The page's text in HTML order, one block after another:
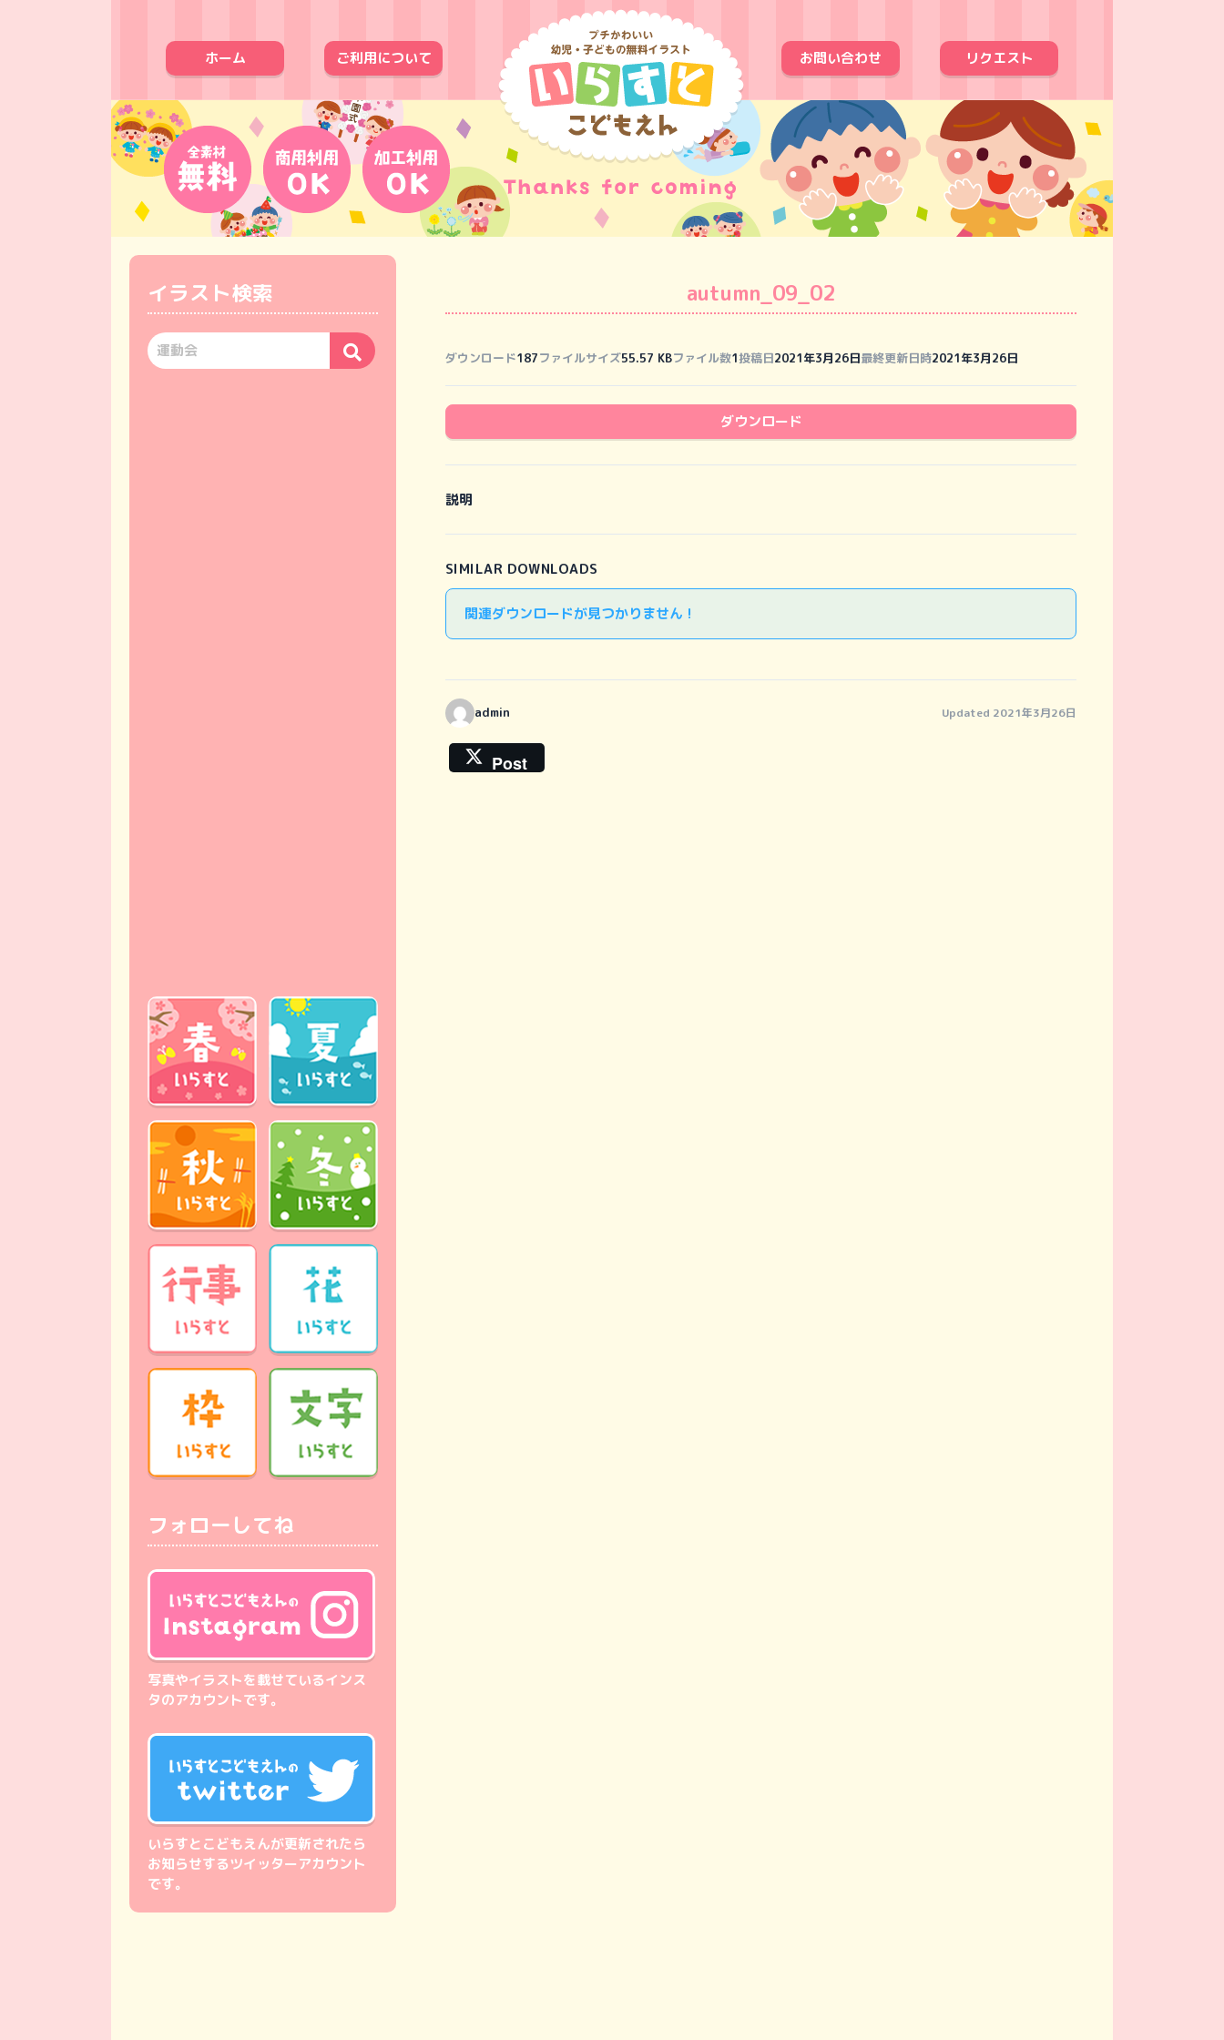
ホーム ご利用について お問い合わせ リクエスト
イラスト検索
フォローしてね
写真やイラストを載せているインス
タのアカウントです。
いらすとこどもえんが更新されたら
お知らせするツイッターアカウント
です。
autumn_09_02
ダウンロード187ファイルサイズ55.57 KBファイル数1投稿日2021年3月26日最終更新日時2021年3月26日
ダウンロード
説明
SIMILAR DOWNLOADS
関連ダウンロードが見つかりません !
admin Updated 2021年3月26日
Post